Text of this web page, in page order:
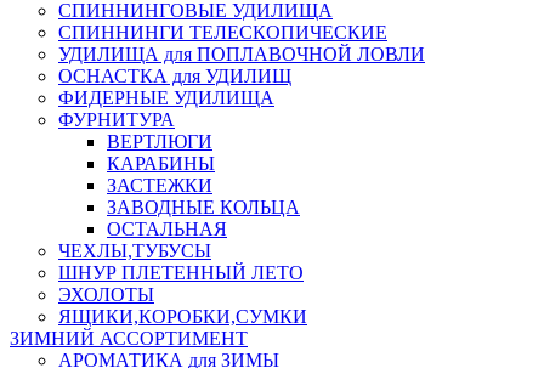
СПИННИНГОВЫЕ УДИЛИЩА
СПИННИНГИ ТЕЛЕСКОПИЧЕСКИЕ
УДИЛИЩА для ПОПЛАВОЧНОЙ ЛОВЛИ
ОСНАСТКА для УДИЛИЩ
ФИДЕРНЫЕ УДИЛИЩА
ФУРНИТУРА
ВЕРТЛЮГИ
КАРАБИНЫ
ЗАСТЕЖКИ
ЗАВОДНЫЕ КОЛЬЦА
ОСТАЛЬНАЯ
ЧЕХЛЫ,ТУБУСЫ
ШНУР ПЛЕТЕННЫЙ ЛЕТО
ЭХОЛОТЫ
ЯЩИКИ,КОРОБКИ,СУМКИ
ЗИМНИЙ АССОРТИМЕНТ
АРОМАТИКА для ЗИМЫ